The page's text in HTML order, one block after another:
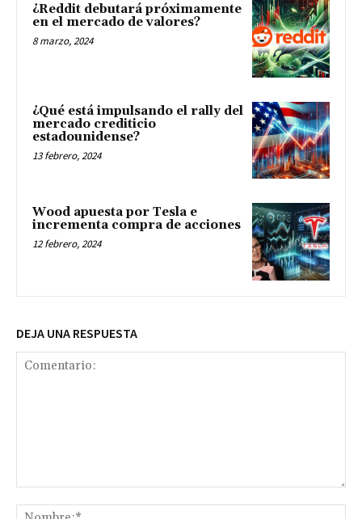
¿Reddit debutará próximamente
en el mercado de valores?
8 marzo, 2024
¿Qué está impulsando el rally del
mercado crediticio
estadounidense?
13 febrero, 2024
Wood apuesta por Tesla e
incrementa compra de acciones
12 febrero, 2024
DEJA UNA RESPUESTA